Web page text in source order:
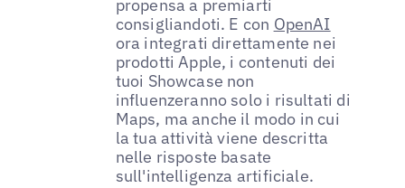
propensa a premiarti
consigliandoti. E con OpenAI
ora integrati direttamente nei
prodotti Apple, i contenuti dei
tuoi Showcase non
influenzeranno solo i risultati di
Maps, ma anche il modo in cui
la tua attività viene descritta
nelle risposte basate
sull'intelligenza artificiale.